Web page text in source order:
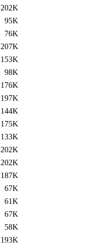
202K
95K
76K
207K
153K
98K
176K
197K
144K
175K
133K
202K
202K
187K
67K
61K
67K
58K
193K